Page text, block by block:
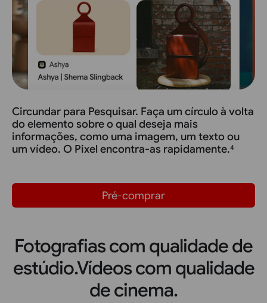
Circundar para Pesquisar. Faça um círculo à volta
do elemento sobre o qual deseja mais
informações, como uma imagem, um texto ou
um vídeo. O Pixel encontra-as rapidamente.4
Pré-comprar
Fotografias com qualidade de
estúdio.Vídeos com qualidade
de cinema.